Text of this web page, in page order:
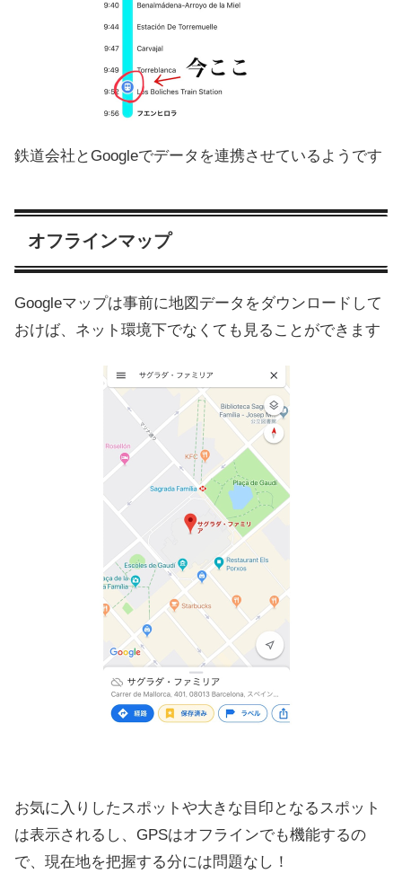
鉄道会社とGoogleでデータを連携させているようです
オフラインマップ
Googleマップは事前に地図データをダウンロードして
おけば、ネット環境下でなくても見ることができます
お気に入りしたスポットや大きな目印となるスポット
は表示されるし、GPSはオフラインでも機能するの
で、現在地を把握する分には問題なし！